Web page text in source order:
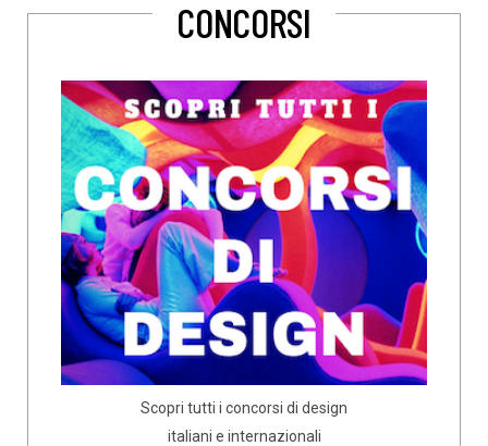
CONCORSI
Scopri tutti i concorsi di design
italiani e internazionali